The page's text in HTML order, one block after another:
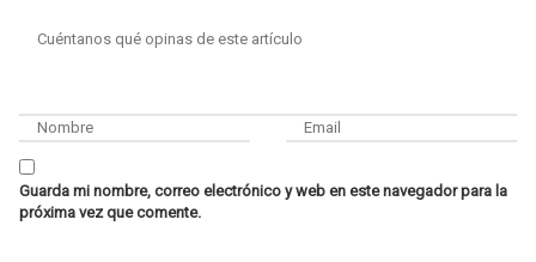
Guarda mi nombre, correo electrónico y web en este navegador para la
próxima vez que comente.